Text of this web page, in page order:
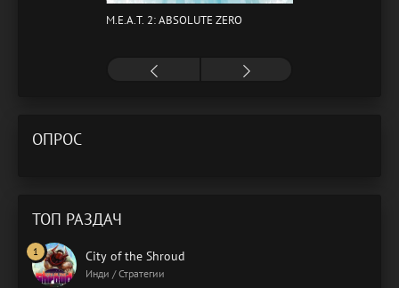
M.E.A.T. 2: ABSOLUTE ZERO
ОПРОС
ТОП РАЗДАЧ
City of the Shroud
Инди / Стратегии